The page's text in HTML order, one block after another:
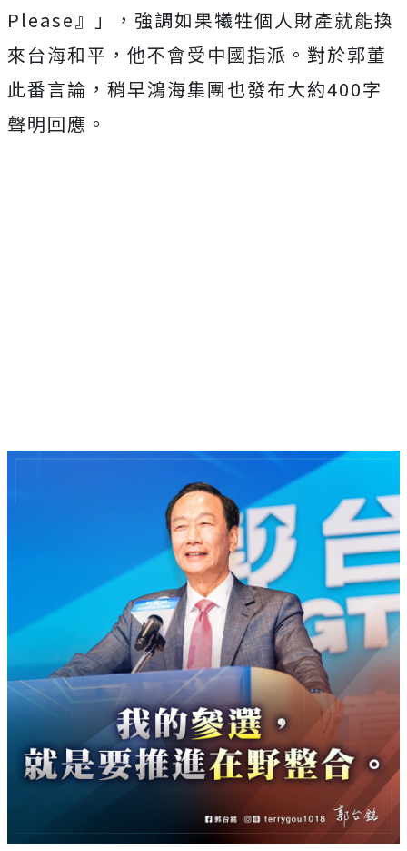
Please』」，強調如果犧牲個人財產就能換
來台海和平，他不會受中國指派。對於郭董
此番言論，稍早鴻海集團也發布大約400字
聲明回應。